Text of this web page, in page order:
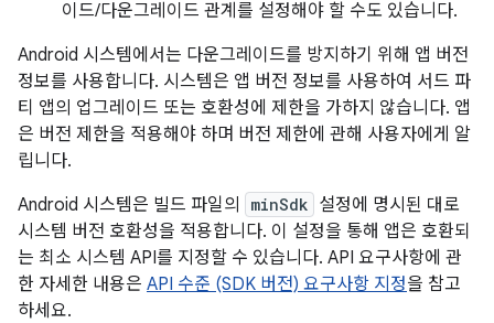
이드/다운그레이드 관계를 설정해야 할 수도 있습니다.
Android 시스템에서는 다운그레이드를 방지하기 위해 앱 버전
정보를 사용합니다. 시스템은 앱 버전 정보를 사용하여 서드 파
티 앱의 업그레이드 또는 호환성에 제한을 가하지 않습니다. 앱
은 버전 제한을 적용해야 하며 버전 제한에 관해 사용자에게 알
립니다.
Android 시스템은 빌드 파일의
minSdk 설정에 명시된 대로
시스템 버전 호환성을 적용합니다. 이 설정을 통해 앱은 호환되
는 최소 시스템 API를 지정할 수 있습니다. API 요구사항에 관
한 자세한 내용은 API 수준 (SDK 버전) 요구사항 지정을 참고
하세요.